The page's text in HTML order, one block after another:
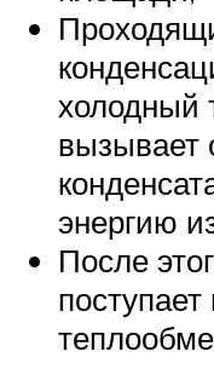
холодный
вызывает
энергию
После